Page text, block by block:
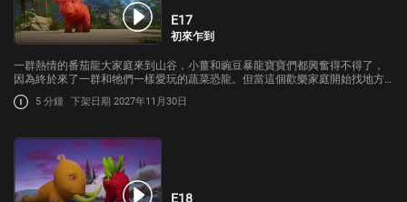
E17
初來乍到
一群熱情的番茄龍大家庭來到山谷，小薑和豌豆暴龍寶寶們都興奮得不得了，
因為終於來了一群和牠們一樣愛玩的蔬菜恐龍。但當這個歡樂家庭開始找地方
吃零食和打瞌睡，牠們很快就發現並不是所有蔬菜恐龍都像小薑和豌豆暴龍一
樣友善。
5 分鐘 下架日期 2027年11月30日
E18